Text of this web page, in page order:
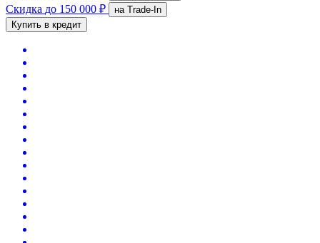
Скидка до 150 000 ₽
на Trade-In
Купить в кредит